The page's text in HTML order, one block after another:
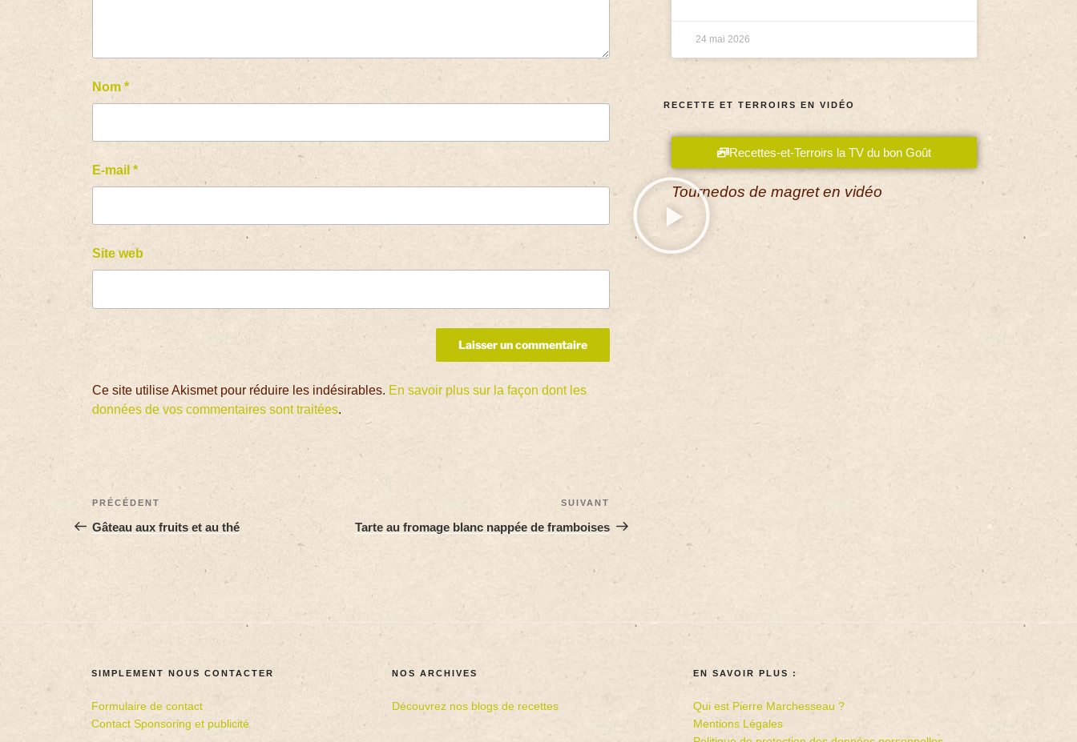
Nom*
E-mail*
Site web
Ce site utilise Akismet pour réduire les indésirables. En savoir plus sur la façon dont les
données de vos commentaires sont traitées.
PRÉCÉDENT
Gâteau aux fruits et au thé
SUIVANT
Tarte au fromage blanc nappée de framboises
24 mai 2026
RECETTE ET TERROIRS EN VIDÉO
Recettes-et-Terroirs la TV du bon Goût
Tournedos de magret en vidéo
SIMPLEMENT NOUS CONTACTER
Formulaire de contact
Contact Sponsoring et publicité
NOS ARCHIVES
Découvrez nos blogs de recettes
EN SAVOIR PLUS :
Qui est Pierre Marchesseau ?
Mentions Légales